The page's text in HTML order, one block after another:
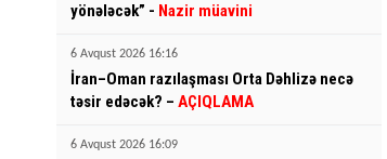
yönələcək” - Nazir müavini
6 Avqust 2026 16:16
İran–Oman razılaşması Orta Dəhlizə necə
təsir edəcək? – AÇIQLAMA
6 Avqust 2026 16:09